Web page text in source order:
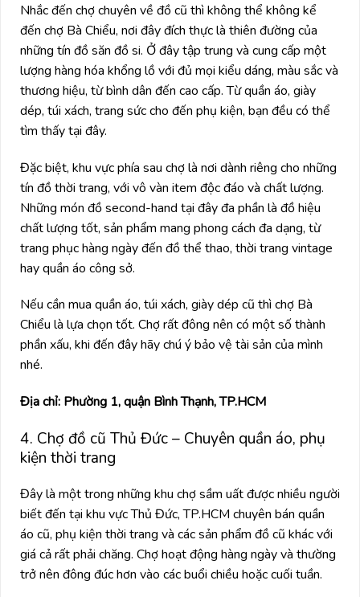
Nhắc đến chợ chuyên về đồ cũ thì không thể không kể
đến chợ Bà Chiểu, nơi đây đích thực là thiên đường của
những tín đồ săn đồ si. Ở đây tập trung và cung cấp một
lượng hàng hóa khổng lồ với đủ mọi kiểu dáng, màu sắc và
thương hiệu, từ bình dân đến cao cấp. Từ quần áo, giày
dép, túi xách, trang sức cho đến phụ kiện, bạn đều có thể
tìm thấy tại đây.
Đặc biệt, khu vực phía sau chợ là nơi dành riêng cho những
tín đồ thời trang, với vô vàn item độc đáo và chất lượng.
Những món đồ second-hand tại đây đa phần là đồ hiệu
chất lượng tốt, sản phẩm mang phong cách đa dạng, từ
trang phục hàng ngày đến đồ thể thao, thời trang vintage
hay quần áo công sở.
Nếu cần mua quần áo, túi xách, giày dép cũ thì chợ Bà
Chiểu là lựa chọn tốt. Chợ rất đông nên có một số thành
phần xấu, khi đến đây hãy chú ý bảo vệ tài sản của mình
nhé.
Địa chỉ: Phường 1, quận Bình Thạnh, TP.HCM
4. Chợ đồ cũ Thủ Đức – Chuyên quần áo, phụ
kiện thời trang
Đây là một trong những khu chợ sầm uất được nhiều người
biết đến tại khu vực Thủ Đức, TP.HCM chuyên bán quần
áo cũ, phụ kiện thời trang và các sản phẩm đồ cũ khác với
giá cả rất phải chăng. Chợ hoạt động hàng ngày và thường
trở nên đông đúc hơn vào các buổi chiều hoặc cuối tuần.